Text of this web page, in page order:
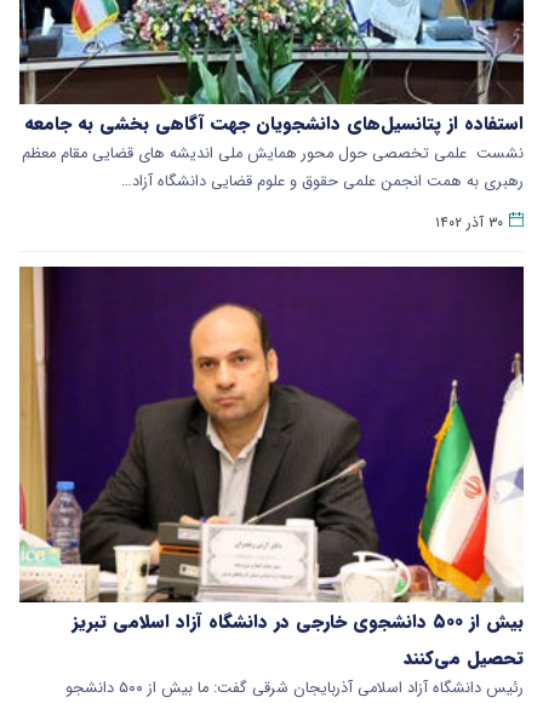
استفاده از پتانسیل‌های دانشجویان جهت آگاهی بخشی به جامعه
نشست علمی تخصصی حول محور همایش ملی اندیشه های قضایی مقام معظم
رهبری به همت انجمن علمی حقوق و علوم قضایی دانشگاه آزاد…
۳۰ آذر ۱۴۰۲
بیش از ۵۰۰ دانشجوی خارجی در دانشگاه آزاد اسلامی تبریز
تحصیل می‌کنند
رئیس دانشگاه آزاد اسلامی آذربایجان شرقی گفت: ما بیش از ۵۰۰ دانشجو